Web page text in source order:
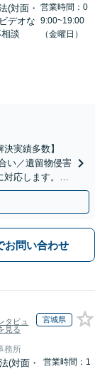
(対面・
デオな
談
営業時間：0
9:00~19:00
（金曜日）
実績多数】
い／遺留物侵害
対応します。ご
ます
お問い合わせ
タビュ
見る
宮城県
務所
(対面・
営業時間：1